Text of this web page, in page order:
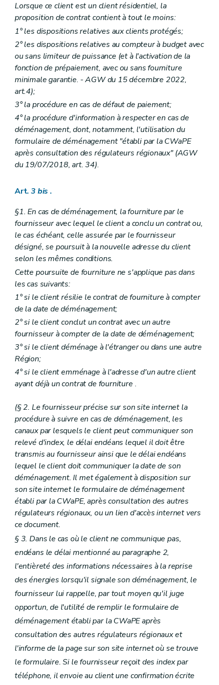
Lorsque ce client est un client résidentiel, la
proposition de contrat contient à tout le moins:
1° les dispositions relatives aux clients protégés;
2° les dispositions relatives au compteur à budget avec
ou sans limiteur de puissance (et à l'activation de la
fonction de prépaiement, avec ou sans fourniture
minimale garantie. - AGW du 15 décembre 2022,
art.4);
3° la procédure en cas de défaut de paiement;
4° la procédure d'information à respecter en cas de
déménagement, dont, notamment, l'utilisation du
formulaire de déménagement "établi par la CWaPE
après consultation des régulateurs régionaux" (AGW
du 19/07/2018, art. 34).
Art.3 bis .
§1. En cas de déménagement, la fourniture par le
fournisseur avec lequel le client a conclu un contrat ou,
le cas échéant, celle assurée par le fournisseur
désigné, se poursuit à la nouvelle adresse du client
selon les mêmes conditions.
Cette poursuite de fourniture ne s'applique pas dans
les cas suivants:
1° si le client résilie le contrat de fourniture à compter
de la date de déménagement;
2° si le client conclut un contrat avec un autre
fournisseur à compter de la date de déménagement;
3° si le client déménage à l'étranger ou dans une autre
Région;
4° si le client emménage à l'adresse d'un autre client
ayant déjà un contrat de fourniture .
(§ 2. Le fournisseur précise sur son site internet la
procédure à suivre en cas de déménagement, les
canaux par lesquels le client peut communiquer son
relevé d'index, le délai endéans lequel il doit être
transmis au fournisseur ainsi que le délai endéans
lequel le client doit communiquer la date de son
déménagement. Il met également à disposition sur
son site internet le formulaire de déménagement
établi par la CWaPE, après consultation des autres
régulateurs régionaux, ou un lien d'accès internet vers
ce document.
§ 3. Dans le cas où le client ne communique pas,
endéans le délai mentionné au paragraphe 2,
l'entièreté des informations nécessaires à la reprise
des énergies lorsqu'il signale son déménagement, le
fournisseur lui rappelle, par tout moyen qu'il juge
opportun, de l'utilité de remplir le formulaire de
déménagement établi par la CWaPE après
consultation des autres régulateurs régionaux et
l'informe de la page sur son site internet où se trouve
le formulaire. Si le fournisseur reçoit des index par
téléphone, il envoie au client une confirmation écrite